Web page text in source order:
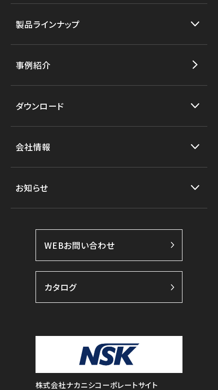
製品ラインナップ
事例紹介
ダウンロード
会社情報
お知らせ
WEBお問い合わせ
カタログ
株式会社ナカニシコーポレートサイト